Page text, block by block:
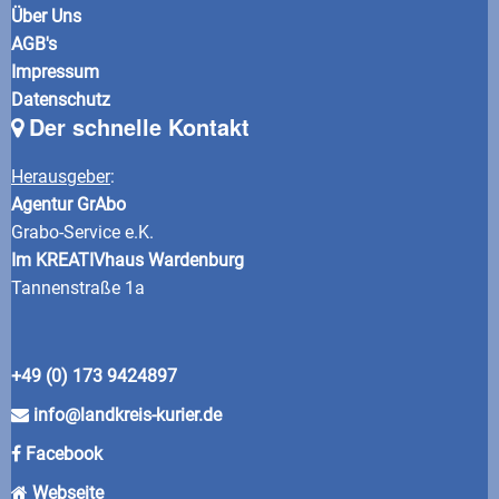
Über Uns
AGB's
Impressum
Datenschutz
Der schnelle Kontakt
Herausgeber:
Agentur GrAbo
Grabo-Service e.K.
Im KREATIVhaus Wardenburg
Tannenstraße 1a
+49 (0) 173 9424897
info@landkreis-kurier.de
Facebook
Webseite